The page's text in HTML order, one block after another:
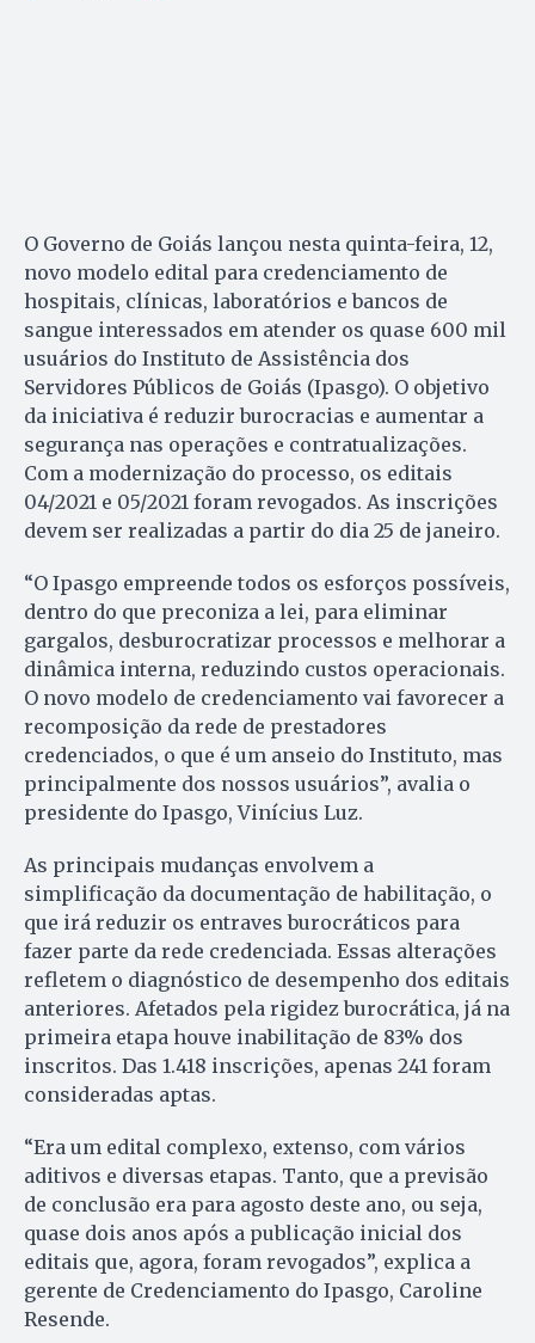
O Governo de Goiás lançou nesta quinta-feira, 12,
novo modelo edital para credenciamento de
hospitais, clínicas, laboratórios e bancos de
sangue interessados em atender os quase 600 mil
usuários do Instituto de Assistência dos
Servidores Públicos de Goiás (Ipasgo). O objetivo
da iniciativa é reduzir burocracias e aumentar a
segurança nas operações e contratualizações.
Com a modernização do processo, os editais
04/2021 e 05/2021 foram revogados. As inscrições
devem ser realizadas a partir do dia 25 de janeiro.
“O Ipasgo empreende todos os esforços possíveis,
dentro do que preconiza a lei, para eliminar
gargalos, desburocratizar processos e melhorar a
dinâmica interna, reduzindo custos operacionais.
O novo modelo de credenciamento vai favorecer a
recomposição da rede de prestadores
credenciados, o que é um anseio do Instituto, mas
principalmente dos nossos usuários”, avalia o
presidente do Ipasgo, Vinícius Luz.
As principais mudanças envolvem a
simplificação da documentação de habilitação, o
que irá reduzir os entraves burocráticos para
fazer parte da rede credenciada. Essas alterações
refletem o diagnóstico de desempenho dos editais
anteriores. Afetados pela rigidez burocrática, já na
primeira etapa houve inabilitação de 83% dos
inscritos. Das 1.418 inscrições, apenas 241 foram
consideradas aptas.
“Era um edital complexo, extenso, com vários
aditivos e diversas etapas. Tanto, que a previsão
de conclusão era para agosto deste ano, ou seja,
quase dois anos após a publicação inicial dos
editais que, agora, foram revogados”, explica a
gerente de Credenciamento do Ipasgo, Caroline
Resende.